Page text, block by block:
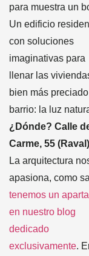
para muestra un
Un edificio
con soluciones
imaginativas para
llenar las
bien más preciado
barrio: la luz
¿Dónde? Calle
Carme, 55 (Raval)
La arquitectura
apasiona, como
tenemos un
en nuestro blog
dedicado
exclusivamente.